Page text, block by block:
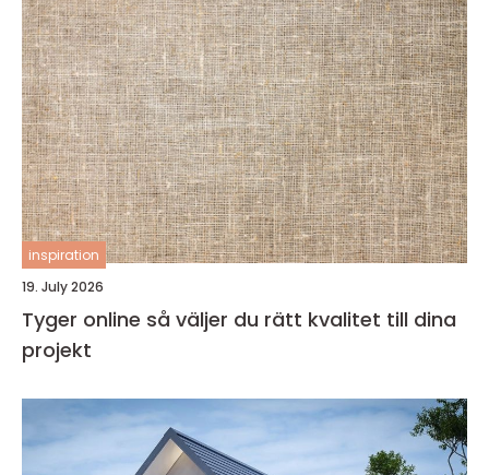
inspiration
19. July 2026
Tyger online så väljer du rätt kvalitet till dina
projekt